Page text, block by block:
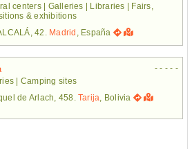
centers | Galleries | Libraries | Fairs,
& exhibitions
42. Madrid , España
- - - - -
| Camping sites
de Arlach, 458.Tarija , Bolivia